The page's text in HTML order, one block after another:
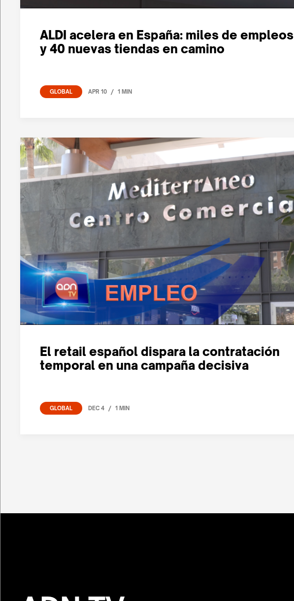
ALDI acelera en España: miles de empleos
y 40 nuevas tiendas en camino
GLOBAL APR 10 / 1 MIN
El retail español dispara la contratación
temporal en una campaña decisiva
GLOBAL DEC 4 / 1 MIN